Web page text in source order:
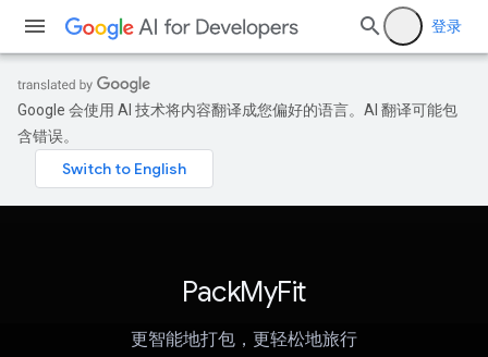
登录
Google 会使用 AI 技术将内容翻译成您偏好的语言。AI 翻译可能包
含错误。
PackMyFit
更智能地打包，更轻松地旅行